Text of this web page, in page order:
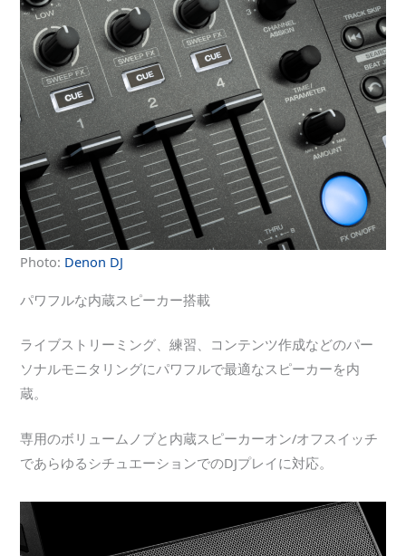
Photo: Denon DJ
パワフルな内蔵スピーカー搭載
ライブストリーミング、練習、コンテンツ作成などのパー
ソナルモニタリングにパワフルで最適なスピーカーを内
蔵。
専用のボリュームノブと内蔵スピーカーオン/オフスイッチ
であらゆるシチュエーションでのDJプレイに対応。